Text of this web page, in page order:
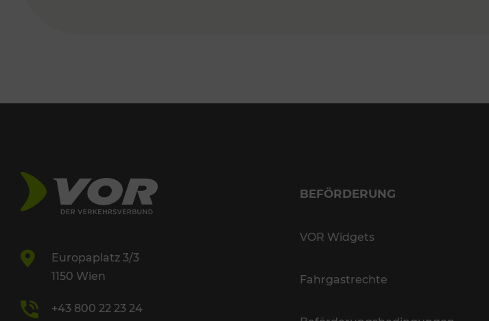
Europaplatz 3/3
1150 Wien
+43 800 22 23 24
BEFÖRDERUNG
VOR Widgets
Fahrgastrechte